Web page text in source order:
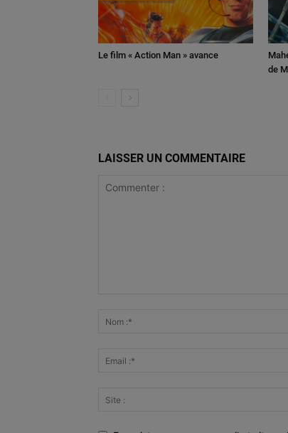
Le film « Action Man » avance
de
LAISSER UN COMMENTAIRE